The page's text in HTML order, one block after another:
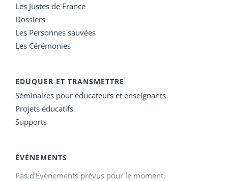
Les Justes de France
Dossiers
Les Personnes sauvées
Les Cérémonies
EDUQUER ET TRANSMETTRE
Séminaires pour éducateurs et enseignants
Projets éducatifs
Supports
ÉVÉNEMENTS
Pas d'Évènements prévus pour le moment.